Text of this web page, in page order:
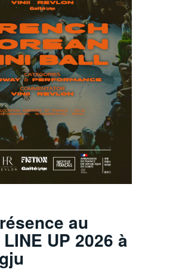
au
UP 2026 à